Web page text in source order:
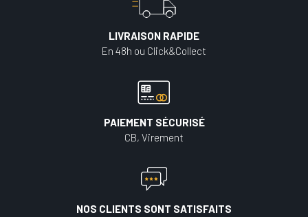
LIVRAISON RAPIDE
En 48h ou Click&Collect
PAIEMENT SÉCURISÉ
CB, Virement
NOS CLIENTS SONT SATISFAITS